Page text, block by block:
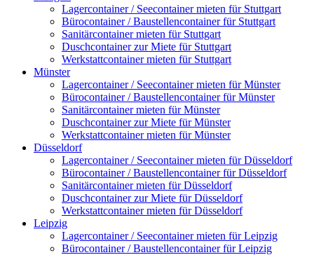
Lagercontainer / Seecontainer mieten für Stuttgart
Bürocontainer / Baustellencontainer für Stuttgart
Sanitärcontainer mieten für Stuttgart
Duschcontainer zur Miete für Stuttgart
Werkstattcontainer mieten für Stuttgart
Münster
Lagercontainer / Seecontainer mieten für Münster
Bürocontainer / Baustellencontainer für Münster
Sanitärcontainer mieten für Münster
Duschcontainer zur Miete für Münster
Werkstattcontainer mieten für Münster
Düsseldorf
Lagercontainer / Seecontainer mieten für Düsseldorf
Bürocontainer / Baustellencontainer für Düsseldorf
Sanitärcontainer mieten für Düsseldorf
Duschcontainer zur Miete für Düsseldorf
Werkstattcontainer mieten für Düsseldorf
Leipzig
Lagercontainer / Seecontainer mieten für Leipzig
Bürocontainer / Baustellencontainer für Leipzig